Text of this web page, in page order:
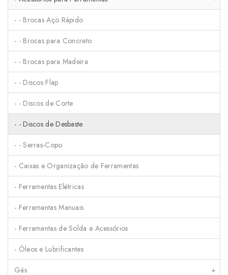
- - Brocas Aço Rápido
- - Brocas para Concreto
- - Brocas para Madeira
- - Discos Flap
- - Discos de Corte
- - Discos de Desbaste
- - Serras-Copo
- Caixas e Organização de Ferramentas
- Ferramentas Elétricas
- Ferramentas Manuais
- Ferramentas de Solda e Acessórios
- Óleos e Lubrificantes
Gás +